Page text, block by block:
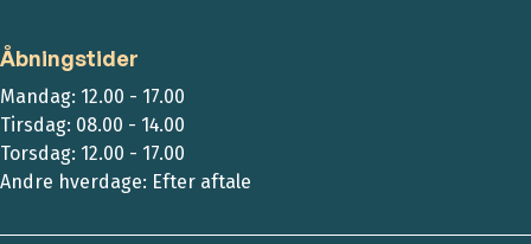
Åbningstider
Mandag: 12.00 - 17.00
Tirsdag: 08.00 - 14.00
Torsdag: 12.00 - 17.00
Andre hverdage: Efter aftale